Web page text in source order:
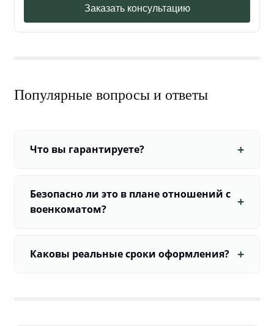
Заказать консультацию
Популярные вопросы и ответы
Что вы гарантируете?
Безопасно ли это в плане отношений с
военкоматом?
Каковы реальные сроки оформления?